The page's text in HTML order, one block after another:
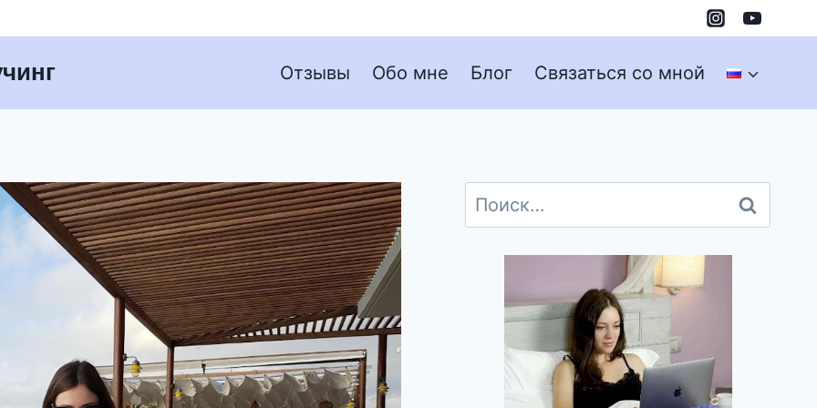
Отзывы Обо мне​ Блог Связаться со мной
Найти: